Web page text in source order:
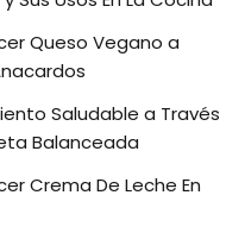
Queso Vegano a
Saludable a Través
Balanceada
Crema De Leche En